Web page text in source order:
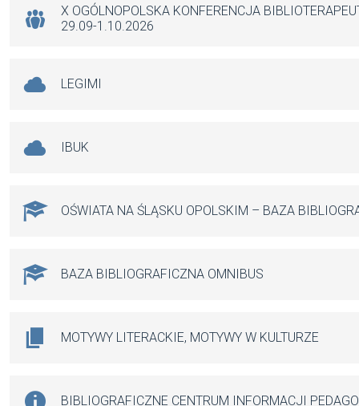
X OGÓLNOPOLSKA KONFERENCJA
29.09-1.10.2026
LEGIMI
IBUK
OŚWIATA NA ŚLĄSKU OPOLSKIM – BAZA
BAZA BIBLIOGRAFICZNA OMNIBUS
MOTYWY LITERACKIE, MOTYWY W KULTURZE
BIBLIOGRAFICZNE CENTRUM INFORMACJI